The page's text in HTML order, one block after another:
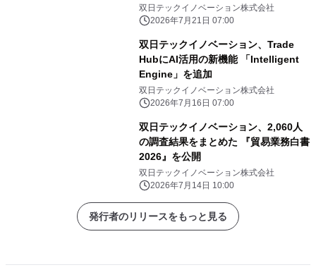
双日テックイノベーション株式会社
2026年7月21日 07:00
双日テックイノベーション、Trade
HubにAI活用の新機能 「Intelligent
Engine」を追加
双日テックイノベーション株式会社
2026年7月16日 07:00
双日テックイノベーション、2,060人
の調査結果をまとめた 『貿易業務白書
2026』を公開
双日テックイノベーション株式会社
2026年7月14日 10:00
発行者のリリースをもっと見る